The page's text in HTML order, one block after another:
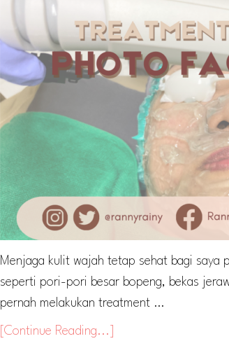
Menjaga kulit wajah tetap sehat bagi saya
seperti pori-pori besar bopeng, bekas
pernah melakukan treatment …
[Continue Reading...]